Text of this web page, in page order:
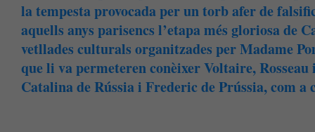
la tempesta provocada per un torb afer de
aquells anys parisencs l’etapa més gloriosa de
vetllades culturals organitzades per Madame
que li va permeteren conèixer Voltaire,
Catalina de Rússia i Frederic de Prússia, com a